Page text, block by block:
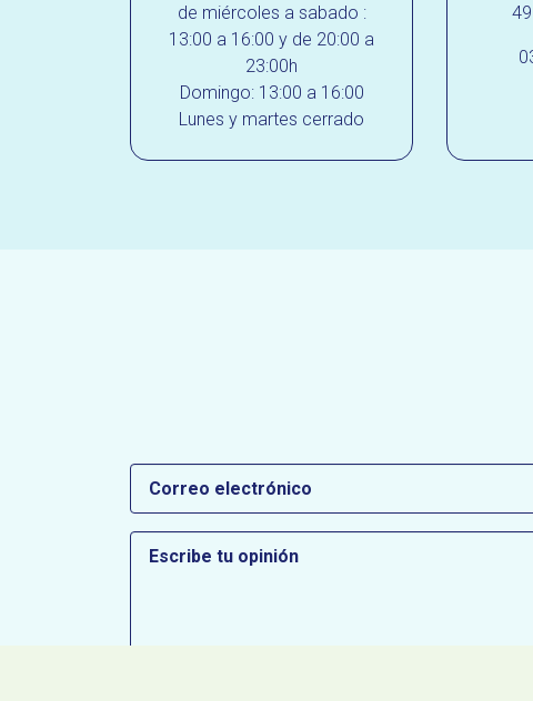
de miércoles a sabado :
13:00 a 16:00 y de 20:00 a
23:00h
Domingo: 13:00 a 16:00
Lunes y martes cerrado
Correo
Escribe